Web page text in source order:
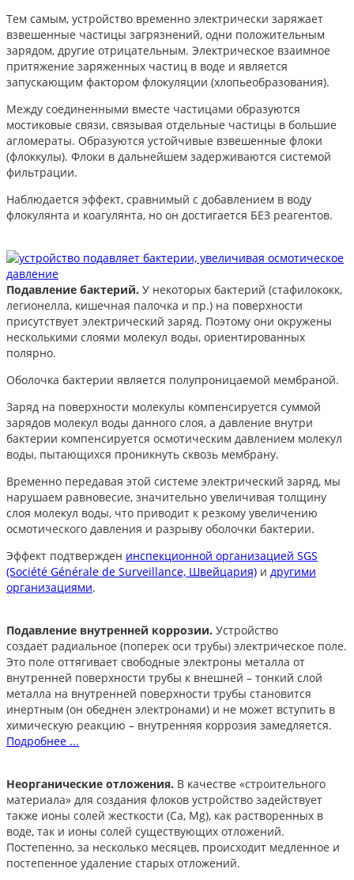
Тем самым, устройство временно электрически заряжает
взвешенные частицы загрязнений, одни положительным
зарядом, другие отрицательным. Электрическое взаимное
притяжение заряженных частиц в воде и является
запускающим фактором флокуляции (хлопьеобразования).
Между соединенными вместе частицами образуются
мостиковые связи, связывая отдельные частицы в большие
агломераты. Образуются устойчивые взвешенные флоки
(флоккулы). Флоки в дальнейшем задерживаются системой
фильтрации.
Наблюдается эффект, сравнимый с добавлением в воду
флокулянта и коагулянта, но он достигается БЕЗ реагентов.
Подавление бактерий. У некоторых бактерий (стафилококк,
легионелла, кишечная палочка и пр.) на поверхности
присутствует электрический заряд. Поэтому они окружены
несколькими слоями молекул воды, ориентированных
полярно.
Оболочка бактерии является полупроницаемой мембраной.
Заряд на поверхности молекулы компенсируется суммой
зарядов молекул воды данного слоя, а давление внутри
бактерии ком­пенси­руется осмотическим давле­нием молекул
воды, пытающихся проникнуть сквозь мембрану.
Временно передавая этой системе электрический заряд, мы
нарушаем равновесие, значительно увеличивая толщину
слоя молекул воды, что приводит к резкому увеличению
осмотического давления и разрыву оболочки бактерии.
Эффект подтвержден инспекционной организацией SGS
(Société Générale de Surveillance, Швейцария) и другими
организациями.
Подавление внутренней коррозии. Устройство
создает радиальное (поперек оси трубы) электрическое поле.
Это поле оттягивает свободные электроны металла от
внутренней поверхности трубы к внешней – тонкий слой
металла на внутренней поверхности трубы становится
инертным (он обеднен электронами) и не может вступить в
химическую реакцию – внутренняя коррозия замедляется.
Подробнее ...
Неорганические отложения. В качестве «строительного
материала» для создания флоков устройство задействует
также ионы солей жесткости (Ca, Mg), как растворенных в
воде, так и ионы солей существующих отложений.
Постепенно, за несколько месяцев, происходит медленное и
постепенное удаление старых отложений.